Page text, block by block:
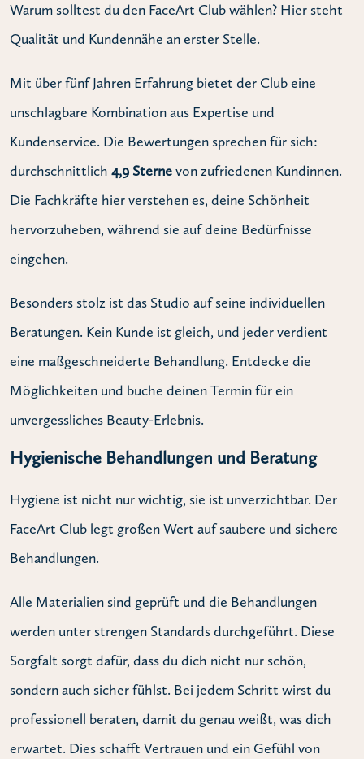
Warum solltest du den FaceArt Club wählen? Hier steht
Qualität und Kundennähe an erster Stelle.
Mit über fünf Jahren Erfahrung bietet der Club eine
unschlagbare Kombination aus Expertise und
Kundenservice. Die Bewertungen sprechen für sich:
durchschnittlich 4,9 Sternevon zufriedenen Kundinnen.
Die Fachkräfte hier verstehen es, deine Schönheit
hervorzuheben, während sie auf deine Bedürfnisse
eingehen.
Besonders stolz ist das Studio auf seine individuellen
Beratungen. Kein Kunde ist gleich, und jeder verdient
eine maßgeschneiderte Behandlung. Entdecke die
Möglichkeiten und buche deinen Termin für ein
unvergessliches Beauty-Erlebnis.
Hygienische Behandlungen und Beratung
Hygiene ist nicht nur wichtig, sie ist unverzichtbar. Der
FaceArt Club legt großen Wert auf saubere und sichere
Behandlungen.
Alle Materialien sind geprüft und die Behandlungen
werden unter strengen Standards durchgeführt. Diese
Sorgfalt sorgt dafür, dass du dich nicht nur schön,
sondern auch sicher fühlst. Bei jedem Schritt wirst du
professionell beraten, damit du genau weißt, was dich
erwartet. Dies schafft Vertrauen und ein Gefühl von